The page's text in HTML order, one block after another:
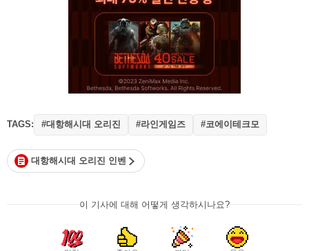
TAGS: #대항해시대 오리진 #라인게임즈 #코에이테크모
대항해시대 오리진 인벤
이 기사에 대해 어떻게 생각하시나요?